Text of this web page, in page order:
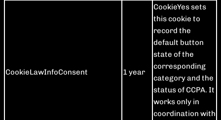
CookieLawInfoConsent 1 year
CookieYes sets
this cookie to
record the
default button
state of the
corresponding
category and the
status of CCPA. It
works only in
coordination with